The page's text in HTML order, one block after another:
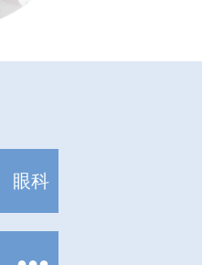
眼科